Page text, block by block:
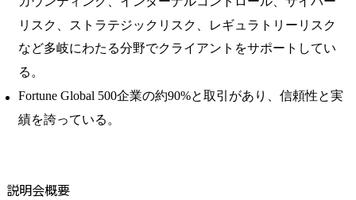
リスク、ストラテジックリスク、レギュラトリーリスク
など多岐にわたる分野でクライアントをサポートしてい
る。
Fortune Global 500企業の約90%と取引があり、信頼性と実
績を誇っている。
説明会概要